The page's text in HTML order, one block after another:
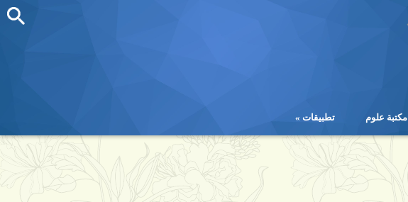
مكتبة علوم تطبيقات